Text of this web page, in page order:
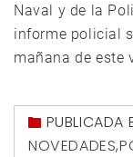
Naval y de la
informe policial
mañana de este
PUBLICADA
NOVEDADES,